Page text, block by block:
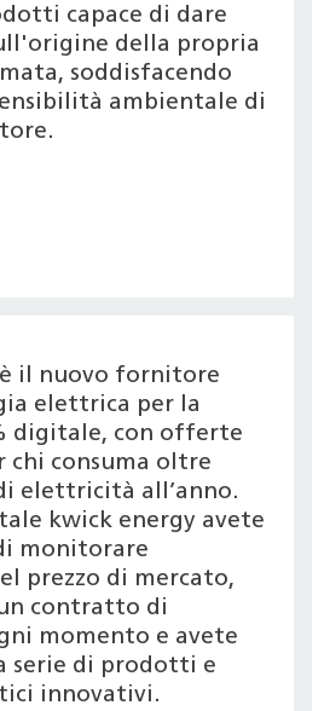
capace di dare
della propria
soddisfacendo
ambientale di
è il nuovo fornitore
elettrica per la
digitale, con offerte
chi consuma oltre
elettricità all’anno.
kwick energy avete
monitorare
prezzo di mercato,
contratto di
momento e avete
serie di prodotti e
innovativi.